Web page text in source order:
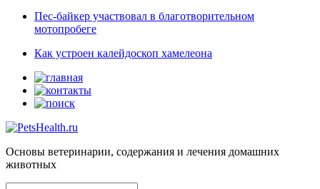
Пес-байкер участвовал в благотворительном
мотопробеге
Как устроен калейдоскоп хамелеона
Основы ветеринарии, содержания и лечения домашних
животных